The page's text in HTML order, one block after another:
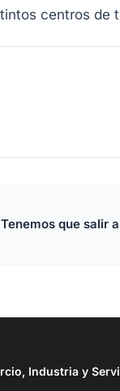
centros de
que salir
Industria y